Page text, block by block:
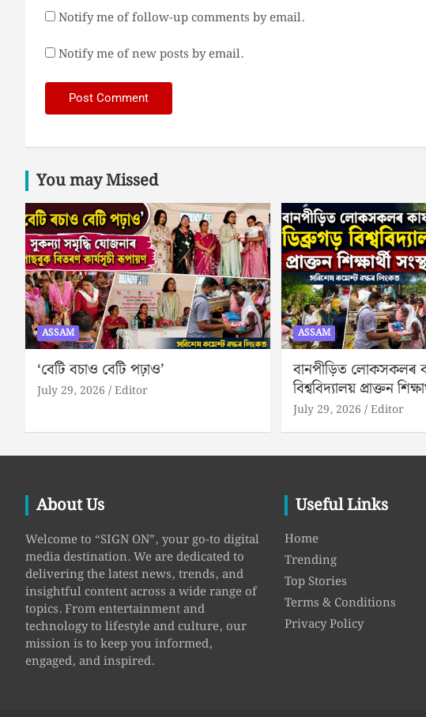
Notify me of follow-up comments by email.
Notify me of new posts by email.
You may Missed
ASSAM
‘বেটি বচাও বেটি পঢ়াও’
July 29, 2026 Editor
ASSAM
বানপীড়িত লোকসকলৰ
বিশ্ববিদ্যালয় প্ৰাক্তন
July 29, 2026 Editor
About Us
Welcome to “SIGN ON”, your go-to digital
media destination. We are dedicated to
delivering the latest news, trends, and
insightful content across a wide range of
topics. From entertainment and
technology to lifestyle and culture, our
mission is to keep you informed,
engaged, and inspired.
Useful Links
Home
Trending
Top Stories
Terms & Conditions
Privacy Policy